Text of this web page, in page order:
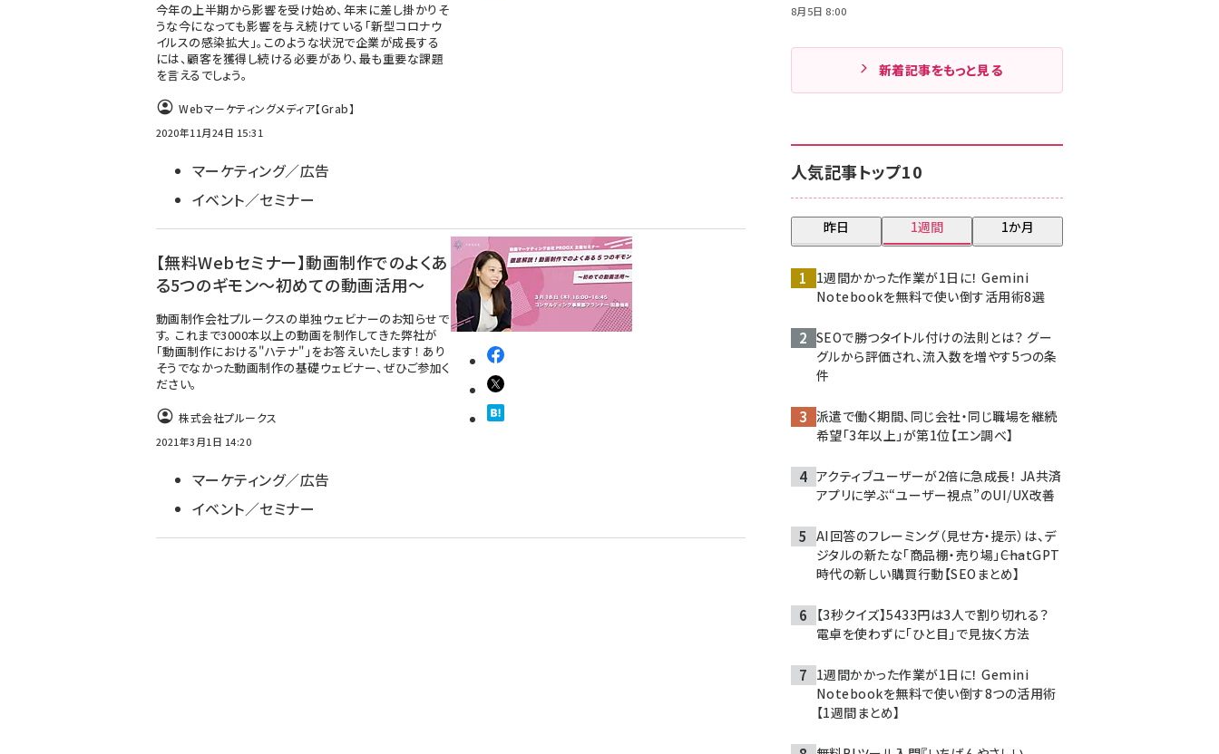
今年の上半期から影響を受け始め、年末に差し掛かりそ
うな今になっても影響を与え続けている「新型コロナウ
イルスの感染拡大」。このような状況で企業が成長する
には、顧客を獲得し続ける必要があり、最も重要な課題
を言えるでしょう。
Webマーケティングメディア【Grab】
2020年11月24日 15:31
マーケティング／広告
イベント／セミナー
【無料Webセミナー】動画制作でのよくあ
る5つのギモン〜初めての動画活用〜
動画制作会社プルークスの単独ウェビナーのお知らせで
す。 これまで3000本以上の動画を制作してきた弊社が
「動画制作における"ハテナ"」をお答えいたします！ あり
そうでなかった動画制作の基礎ウェビナー、ぜひご参加く
ださい。
株式会社プルークス
2021年3月1日 14:20
マーケティング／広告
イベント／セミナー
8月5日 8:00
新着記事をもっと見る
人気記事トップ10
昨日 1週間 1か月
1週間かかった作業が1日に！ Gemini
Notebookを無料で使い倒す活用術8選
SEOで勝つタイトル付けの法則とは？ グー
グルから評価され、流入数を増やす5つの条
件
派遣で働く期間、同じ会社・同じ職場を継続
希望「3年以上」が第1位【エン調べ】
アクティブユーザーが2倍に急成長！ JA共済
アプリに学ぶ“ユーザー視点”のUI/UX改善
AI回答のフレーミング（見せ方・提示）は、デ
ジタルの新たな「商品棚・売り場」――ChatGPT
時代の新しい購買行動【SEOまとめ】
【3秒クイズ】5433円は3人で割り切れる？
電卓を使わずに「ひと目」で見抜く方法
1週間かかった作業が1日に！ Gemini
Notebookを無料で使い倒す8つの活用術
【1週間まとめ】